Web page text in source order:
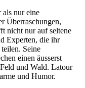
als nur eine
Überraschungen,
nicht nur auf seltene
Experten, die ihr
Seine
einen äusserst
und Wald. Latour
und Humor.